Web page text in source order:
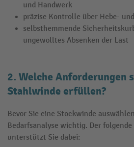
und Handwerk
präzise Kontrolle über Hebe-
selbsthemmende
ungewolltes Absenken der Last
2. Welche Anforderungen
Stahlwinde erfüllen?
Bevor Sie eine Stockwinde
Bedarfsanalyse wichtig. Der
unterstützt Sie dabei: